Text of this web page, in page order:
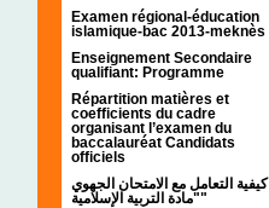
Examen régional-éducation
islamique-bac 2013-meknès
Enseignement Secondaire
qualifiant: Programme
Répartition matières et
coefficients du cadre
organisant l’examen du
baccalauréat Candidats
officiels
كيفية التعامل مع الامتحان الجهوي
"مادة التربية الإسلامية"